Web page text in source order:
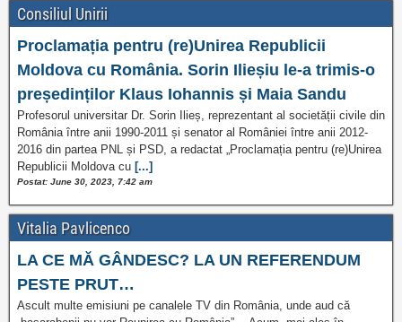
Consiliul Unirii
Proclamația pentru (re)Unirea Republicii
Moldova cu România. Sorin Ilieșiu le-a trimis-o
președinților Klaus Iohannis și Maia Sandu
Profesorul universitar Dr. Sorin Ilieș, reprezentant al societății civile din
România între anii 1990-2011 și senator al României între anii 2012-
2016 din partea PNL și PSD, a redactat „Proclamația pentru (re)Unirea
Republicii Moldova cu [...]
Postat: June 30, 2023, 7:42 am
Vitalia Pavlicenco
LA CE MĂ GÂNDESC? LA UN REFERENDUM
PESTE PRUT…
Ascult multe emisiuni pe canalele TV din România, unde aud că